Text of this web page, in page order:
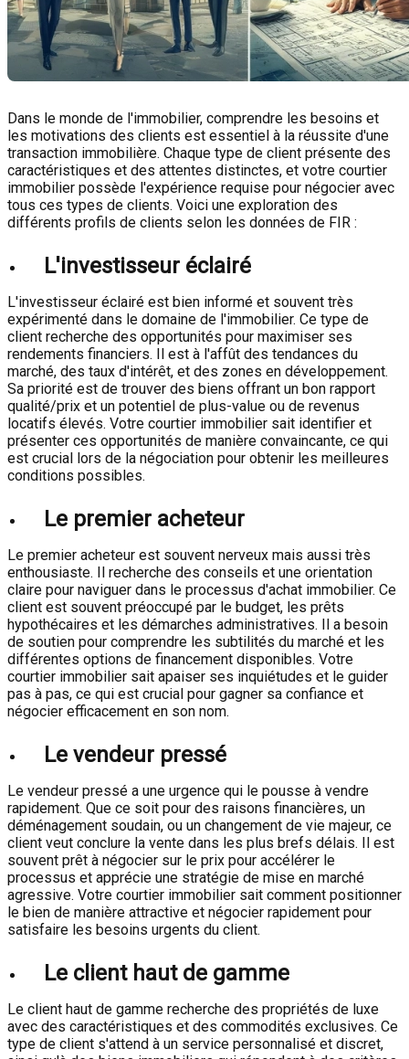
Dans le monde de l'immobilier, comprendre les besoins et
les motivations des clients est essentiel à la réussite d'une
transaction immobilière. Chaque type de client présente des
caractéristiques et des attentes distinctes, et votre courtier
immobilier possède l'expérience requise pour négocier avec
tous ces types de clients. Voici une exploration des
différents profils de clients selon les données de FIR :
L'investisseur éclairé
L'investisseur éclairé est bien informé et souvent très
expérimenté dans le domaine de l'immobilier. Ce type de
client recherche des opportunités pour maximiser ses
rendements financiers. Il est à l'affût des tendances du
marché, des taux d'intérêt, et des zones en développement.
Sa priorité est de trouver des biens offrant un bon rapport
qualité/prix et un potentiel de plus-value ou de revenus
locatifs élevés. Votre courtier immobilier sait identifier et
présenter ces opportunités de manière convaincante, ce qui
est crucial lors de la négociation pour obtenir les meilleures
conditions possibles.
Le premier acheteur
Le premier acheteur est souvent nerveux mais aussi très
enthousiaste. Il recherche des conseils et une orientation
claire pour naviguer dans le processus d'achat immobilier. Ce
client est souvent préoccupé par le budget, les prêts
hypothécaires et les démarches administratives. Il a besoin
de soutien pour comprendre les subtilités du marché et les
différentes options de financement disponibles. Votre
courtier immobilier sait apaiser ses inquiétudes et le guider
pas à pas, ce qui est crucial pour gagner sa confiance et
négocier efficacement en son nom.
Le vendeur pressé
Le vendeur pressé a une urgence qui le pousse à vendre
rapidement. Que ce soit pour des raisons financières, un
déménagement soudain, ou un changement de vie majeur, ce
client veut conclure la vente dans les plus brefs délais. Il est
souvent prêt à négocier sur le prix pour accélérer le
processus et apprécie une stratégie de mise en marché
agressive. Votre courtier immobilier sait comment positionner
le bien de manière attractive et négocier rapidement pour
satisfaire les besoins urgents du client.
Le client haut de gamme
Le client haut de gamme recherche des propriétés de luxe
avec des caractéristiques et des commodités exclusives. Ce
type de client s'attend à un service personnalisé et discret,